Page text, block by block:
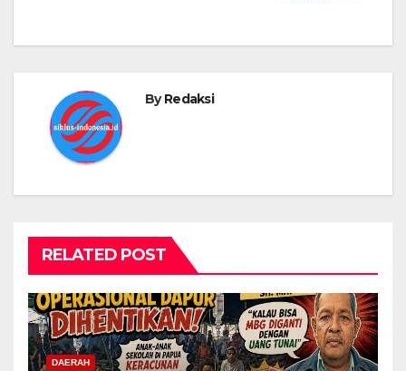
ByRedaksi
RELATED POST
DAERAH